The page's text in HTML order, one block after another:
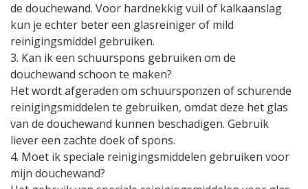
de douchewand. Voor hardnekkig vuil of kalkaanslag
kun je echter beter een glasreiniger of mild
reinigingsmiddel gebruiken.
3. Kan ik een schuurspons gebruiken om de
douchewand schoon te maken?
Het wordt afgeraden om schuursponzen of schurende
reinigingsmiddelen te gebruiken, omdat deze het glas
van de douchewand kunnen beschadigen. Gebruik
liever een zachte doek of spons.
4. Moet ik speciale reinigingsmiddelen gebruiken voor
mijn douchewand?